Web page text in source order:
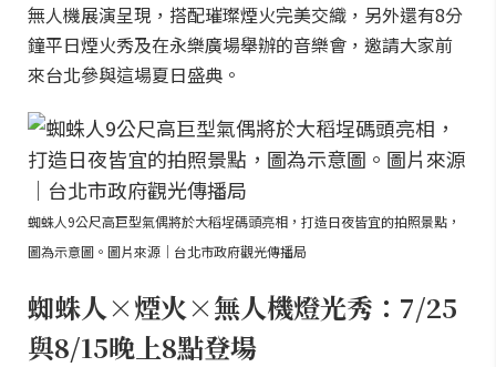
無人機展演呈現，搭配璀璨煙火完美交織，另外還有8分
鐘平日煙火秀及在永樂廣場舉辦的音樂會，邀請大家前
來台北參與這場夏日盛典。
蜘蛛人9公尺高巨型氣偶將於大稻埕碼頭亮相，打造日夜皆宜的拍照景點，
圖為示意圖。圖片來源｜台北市政府觀光傳播局
蜘蛛人×煙火×無人機燈光秀：7/25
與8/15晚上8點登場